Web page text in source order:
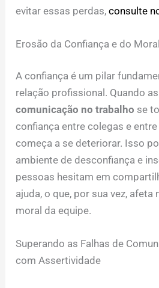
evitar essas perdas,consulte
Erosão da Confiança e do Moral
A confiança é um pilar
relação profissional. Quando
comunicação no trabalho se
confiança entre colegas e
começa a se deteriorar. Isso
ambiente de desconfiança e
pessoas hesitam em
ajuda, o que, por sua vez, afeta
moral da equipe.
Superando as Falhas de
com Assertividade